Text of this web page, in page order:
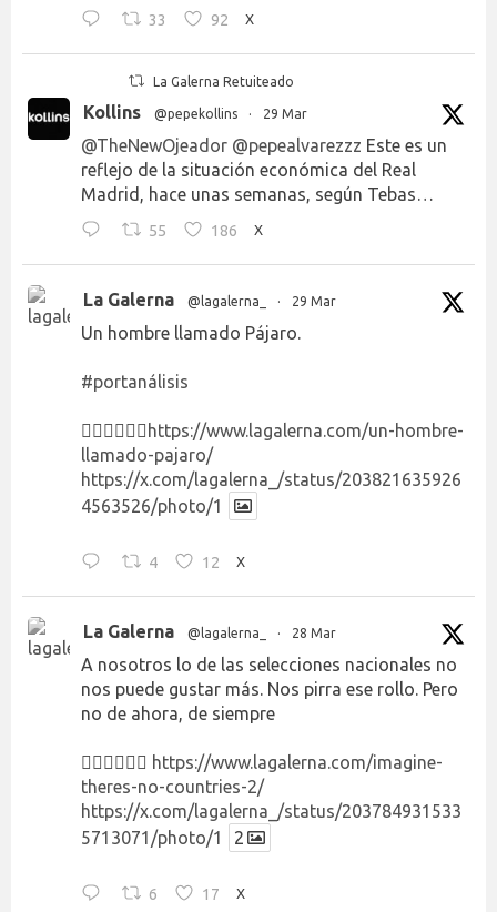
33 92 X
La Galerna Retuiteado
Kollins @pepekollins · 29 Mar
@TheNewOjeador @pepealvarezzz Este es un
reflejo de la situación económica del Real
Madrid, hace unas semanas, según Tebas…
55 186 X
La Galerna @lagalerna_ · 29 Mar
Un hombre llamado Pájaro.
#portanálisis
👉🏻👉🏻👉🏻 https://www.lagalerna.com/un-hombre-
llamado-pajaro/
https://x.com/lagalerna_/status/203821635926
4563526/photo/1
4 12 X
La Galerna @lagalerna_ · 28 Mar
A nosotros lo de las selecciones nacionales no
nos puede gustar más. Nos pirra ese rollo. Pero
no de ahora, de siempre
👉🏻👉🏻👉🏻 https://www.lagalerna.com/imagine-
theres-no-countries-2/
https://x.com/lagalerna_/status/203784931533
5713071/photo/1
2
6 17 X